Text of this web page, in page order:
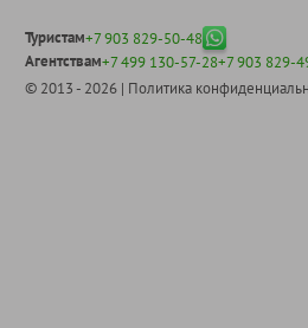
Туристам+7 903 829-50-48
Агентствам+7 499 130-57-28+7 903 829-
© 2013 - 2026 | Политика